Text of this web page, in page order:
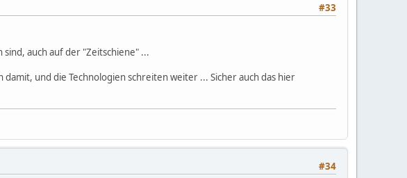
#33
auch auf der "Zeitschiene" ...
und die Technologien schreiten weiter ... Sicher auch das hier
#34